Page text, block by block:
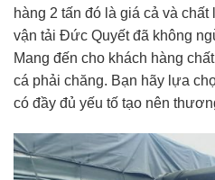
hàng 2 tấn đó là giá cả và
vận tải Đức Quyết đã không
Mang đến cho khách hàng
cá phải chăng. Bạn hãy lựa
có đầy đủ yếu tố tạo nên